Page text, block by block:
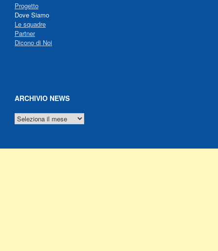
Progetto
Dove Siamo
Le squadre
Partner
Dicono di Noi
ARCHIVIO NEWS
ARCHIVIO
NEWS